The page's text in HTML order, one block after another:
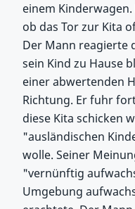
einem
ob das Tor zur Kita
Der Mann reagierte
sein Kind zu Hause
einer abwertenden
Richtung. Er fuhr
diese Kita schicken
"ausländischen
wolle. Seiner
"vernünftig
Umgebung